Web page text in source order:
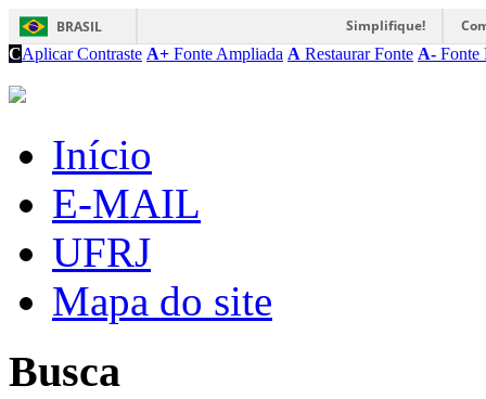
BRASIL Simplifique!
CAplicar Contraste A+ Fonte Ampliada A Restaurar Fonte A- Fonte
Início
E-MAIL
UFRJ
Mapa do site
Busca